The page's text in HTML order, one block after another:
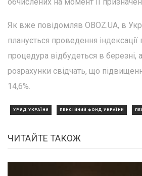
Як вже повідомляв OBOZ.UA, в
планується проведення індексації
процедура відбудеться в березні,
розрахунки свідчать, що
14,6%.
УРЯД УКРАЇНИ ПЕНСІЙНИЙ ФОНД УКРАЇНИ
ЧИТАЙТЕ ТАКОЖ